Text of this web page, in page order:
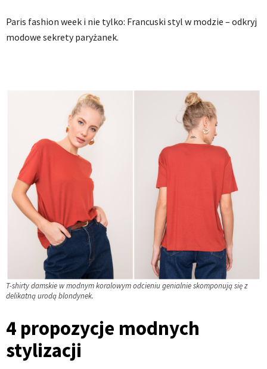
Paris fashion week i nie tylko: Francuski styl w modzie – odkryj
modowe sekrety paryżanek.
T-shirty damskie w modnym koralowym odcieniu genialnie skomponują się z
delikatną urodą blondynek.
4 propozycje modnych
stylizacji